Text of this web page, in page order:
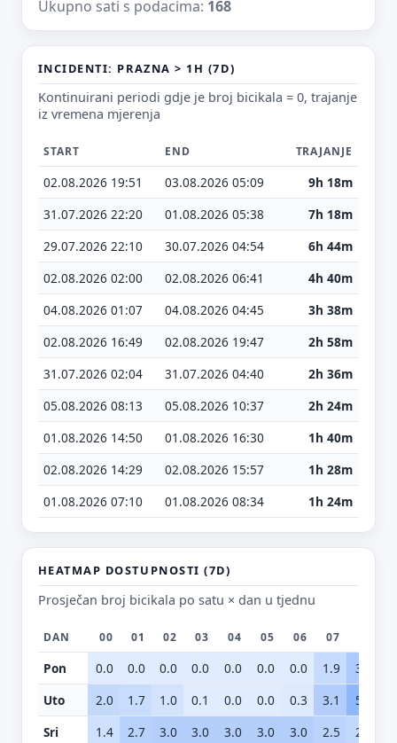
Ukupno sati s podacima: 168
INCIDENTI: PRAZNA > 1H (7D)
Kontinuirani periodi gdje je broj bicikala = 0, trajanje
iz vremena mjerenja
START END TRAJANJE
02.08.2026 19:51 03.08.2026 05:09
9h 18m
31.07.2026 22:20
01.08.2026 05:38
7h 18m
29.07.2026 22:10
30.07.2026 04:54
6h 44m
02.08.2026 02:00
02.08.2026 06:41
4h 40m
04.08.2026 01:07
04.08.2026 04:45
3h 38m
02.08.2026 16:49
02.08.2026 19:47
2h 58m
31.07.2026 02:04
31.07.2026 04:40
2h 36m
05.08.2026 08:13
05.08.2026 10:37
2h 24m
01.08.2026 14:50
01.08.2026 16:30
1h 40m
02.08.2026 14:29
02.08.2026 15:57
1h 28m
01.08.2026 07:10
01.08.2026 08:34 1h 24m
HEATMAP DOSTUPNOSTI (7D)
Prosječan broj bicikala po satu × dan u tjednu
DAN 00 01 02 03 04 05 06 07
Pon 0.0 0.0 0.0 0.0 0.0 0.0 0.0 1.9 3.5
Uto
2.0 1.7 1.0 0.1 0.0 0.0 0.3 3.1 5.5
Sri
1.4 2.7 3.0 3.0 3.0 3.0 3.0 2.5 2.0
Vrsta poruke
Tvoj prijedlog
Ne moraš upisati e-mail — prijedlog možeš poslati i anonimno.
Odustani Pošalji